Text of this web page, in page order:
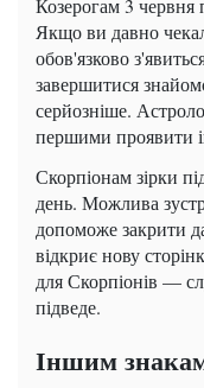
Козерогам 3
Якщо ви давно
обов'язково
завершитися
серйозніше.
першими проявити
Скорпіонам зірки
день. Можлива
допоможе закрити
відкриє нову
для Скорпіонів —
підведе.
Іншим